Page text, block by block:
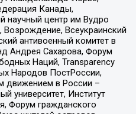
Канады,
научный центр им Вудро
Всеукраинский
антивоенный комитет в
Андрея Сахарова, Форум
Наций, Transparеncy
Народов ПостРоссии,
движением в России –
университет, Институт
Форум гражданского